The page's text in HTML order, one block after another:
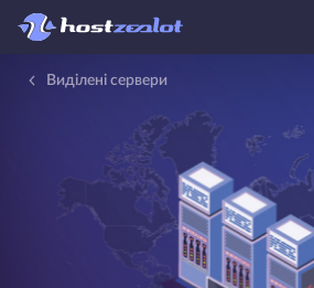
Виділені сервери